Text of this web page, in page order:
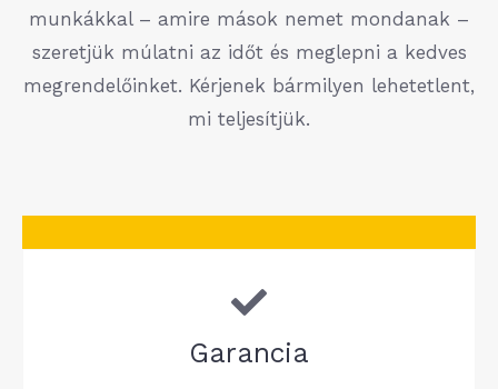
munkákkal – amire mások nemet mondanak –
szeretjük múlatni az időt és meglepni a kedves
megrendelőinket. Kérjenek bármilyen lehetetlent,
mi teljesítjük.
Garancia